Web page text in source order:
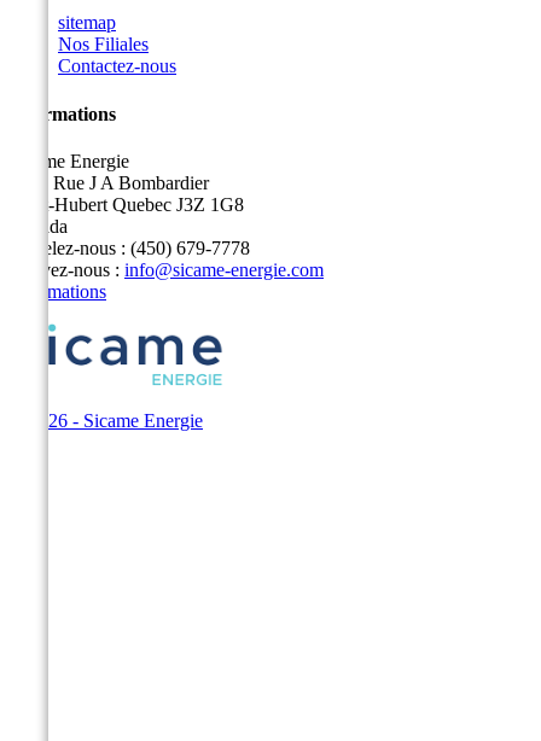
sitemap
Nos Filiales
Contactez-nous
Informations
Sicame Energie
5400 Rue J A Bombardier
Saint-Hubert Quebec J3Z 1G8
Canada
Appelez-nous : (450) 679-7778
Écrivez-nous : info@sicame-energie.com
Informations
© 2026 - Sicame Energie